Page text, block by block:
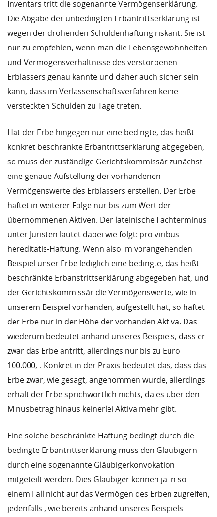
Inventars tritt die sogenannte Vermögenserklärung.
Die Abgabe der unbedingten Erbantrittserklärung ist
wegen der drohenden Schuldenhaftung riskant. Sie ist
nur zu empfehlen, wenn man die Lebensgewohnheiten
und Vermögensverhältnisse des verstorbenen
Erblassers genau kannte und daher auch sicher sein
kann, dass im Verlassenschaftsverfahren keine
versteckten Schulden zu Tage treten.
Hat der Erbe hingegen nur eine bedingte, das heißt
konkret beschränkte Erbantrittserklärung abgegeben,
so muss der zuständige Gerichtskommissär zunächst
eine genaue Aufstellung der vorhandenen
Vermögenswerte des Erblassers erstellen. Der Erbe
haftet in weiterer Folge nur bis zum Wert der
übernommenen Aktiven. Der lateinische Fachterminus
unter Juristen lautet dabei wie folgt: pro viribus
hereditatis-Haftung. Wenn also im vorangehenden
Beispiel unser Erbe lediglich eine bedingte, das heißt
beschränkte Erbanstrittserklärung abgegeben hat, und
der Gerichtskommissär die Vermögenswerte, wie in
unserem Beispiel vorhanden, aufgestellt hat, so haftet
der Erbe nur in der Höhe der vorhanden Aktiva. Das
wiederum bedeutet anhand unseres Beispiels, dass er
zwar das Erbe antritt, allerdings nur bis zu Euro
100.000,-. Konkret in der Praxis bedeutet das, dass das
Erbe zwar, wie gesagt, angenommen wurde, allerdings
erhält der Erbe sprichwörtlich nichts, da es über den
Minusbetrag hinaus keinerlei Aktiva mehr gibt.
Eine solche beschränkte Haftung bedingt durch die
bedingte Erbantrittserklärung muss den Gläubigern
durch eine sogenannte Gläubigerkonvokation
mitgeteilt werden. Dies Gläubiger können ja in so
einem Fall nicht auf das Vermögen des Erben zugreifen,
jedenfalls , wie bereits anhand unseres Beispiels